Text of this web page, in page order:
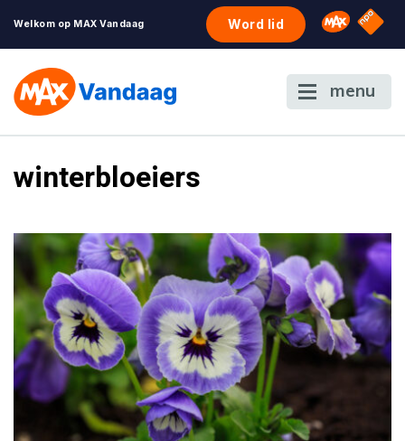
Welkom op MAX Vandaag Word lid Omroep
NPO
menu
winterbloeiers